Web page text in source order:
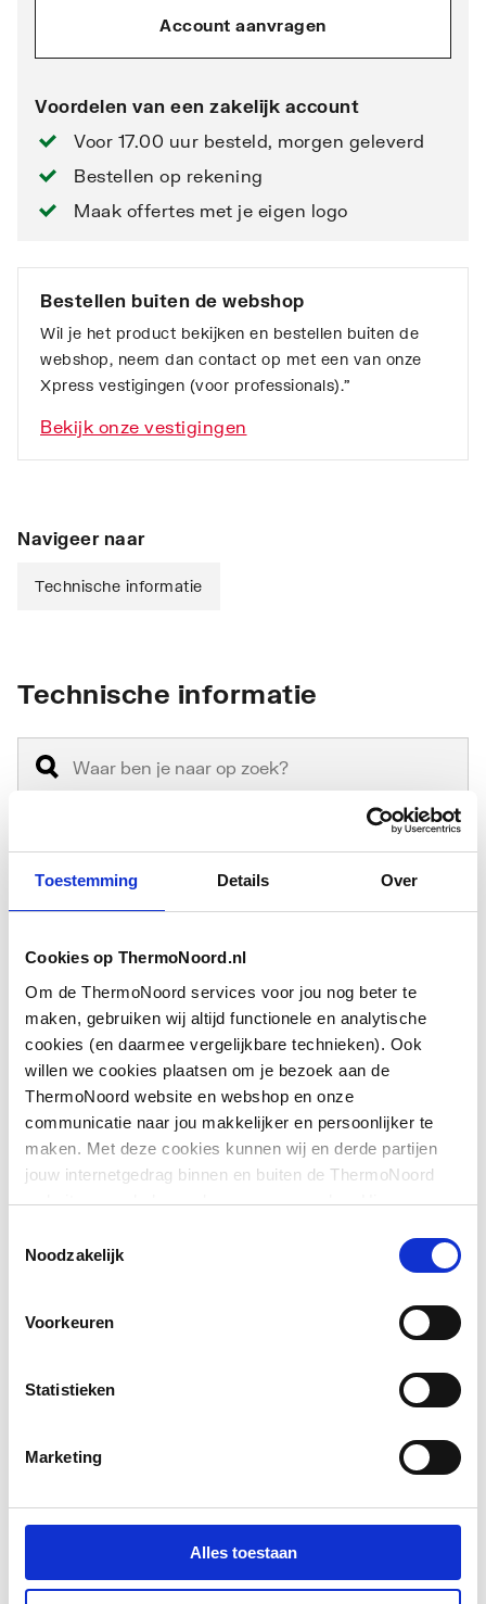
Toestemming Details Over
Cookies op ThermoNoord.nl
Om de ThermoNoord services voor jou nog beter te
maken, gebruiken wij altijd functionele en analytische
cookies (en daarmee vergelijkbare technieken). Ook
willen we cookies plaatsen om je bezoek aan de
ThermoNoord website en webshop en onze
communicatie naar jou makkelijker en persoonlijker te
maken. Met deze cookies kunnen wij en derde partijen
jouw internetgedrag binnen en buiten de ThermoNoord
website en webshop volgen en verzamelen. Hiermee
communicatie aan jouw interesses aan. We slaan je
Noodzakelijk
Voorkeuren
Statistieken
Marketing
Alles toestaan
Account aanvragen
Voordelen van een zakelijk account
Voor 17.00 uur besteld, morgen geleverd
Bestellen op rekening
Maak offertes met je eigen logo
Bestellen buiten de webshop
Wil je het product bekijken en bestellen buiten de
webshop, neem dan contact op met een van onze
Xpress vestigingen (voor professionals).”
Bekijk onze vestigingen
Navigeer naar
Technische informatie
Technische informatie
Aansluiting 2 Soldeermof
Nom. diameter
aansluiting 2
15 mm
Uitwendige
buisdiameter aansluiting
1
16
Uitwendige
15
Toon meer